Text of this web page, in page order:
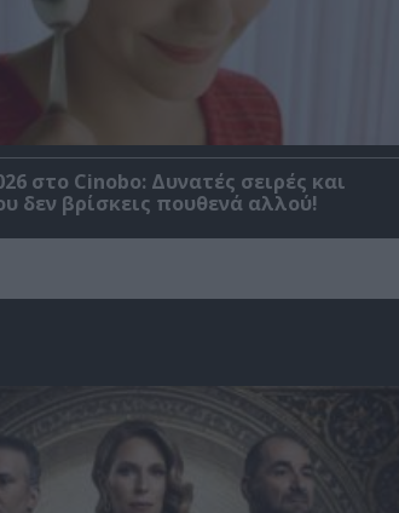
στο Cinobo: Δυνατές σειρές και
δεν βρίσκεις πουθενά αλλού!